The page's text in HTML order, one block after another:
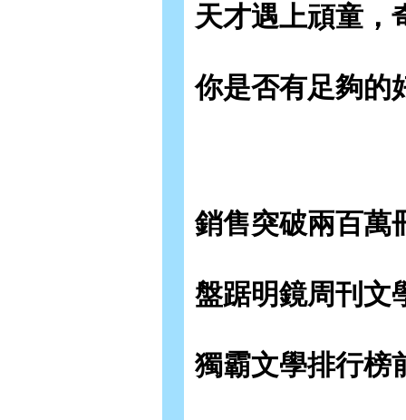
天才遇上頑童，
你是否有足夠的
銷售突破兩百萬
盤踞明鏡周刊文
獨霸文學排行榜